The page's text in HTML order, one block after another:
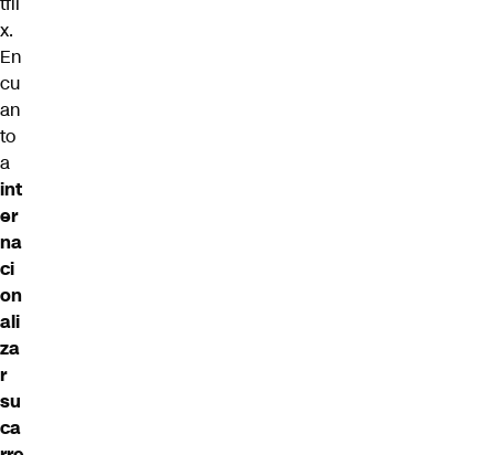
x.
En
cu
an
to
a
int
er
na
ci
on
ali
za
r
su
ca